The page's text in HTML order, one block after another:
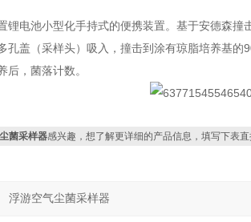
锂电池小型化手持式的便携装置。基于安德森
孔盖（采样头）吸入，撞击到涂有琼脂培养基
后，菌落计数。
菌采样器感兴趣，想了解更详细的产品信息，填写下表直